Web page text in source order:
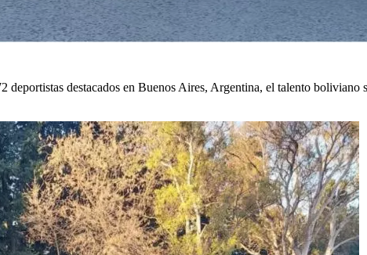
destacados en Buenos Aires, Argentina, el talento boliviano